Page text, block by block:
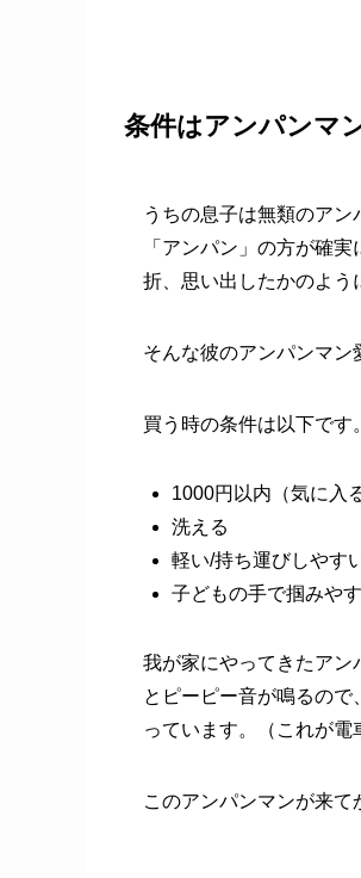
条件はアンパンマ
うちの息子は無類のア
「アンパン」の方が確
折、思い出したかのよう
そんな彼のアンパンマン
買う時の条件は以下です。
1000円以内（気に入
洗える
軽い/持ち運びしやす
子どもの手で掴みや
我が家にやってきたアン
とピーピー音が鳴るの
っています。（これが電
このアンパンマンが来て